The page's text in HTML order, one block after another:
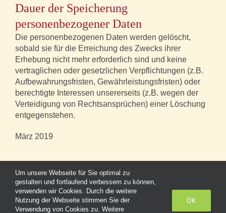
Dauer der Speicherung
personenbezogener Daten
Die personenbezogenen Daten werden gelöscht,
sobald sie für die Erreichung des Zwecks ihrer
Erhebung nicht mehr erforderlich sind und keine
vertraglichen oder gesetzlichen Verpflichtungen (z.B.
Aufbewahrungsfristen, Gewährleistungsfristen) oder
berechtigte Interessen unsererseits (z.B. wegen der
Verteidigung von Rechtsansprüchen) einer Löschung
entgegenstehen.
März 2019
Copyright 2025 | Trödelstübchen & Café | Große Burgstraße 25 | 19395
Um unsere Webseite für Sie optimal zu
gestalten und fortlaufend verbessern zu können,
verwenden wir Cookies. Durch die weitere
Nutzung der Webseite stimmen Sie der
Verwendung von Cookies zu. Weitere
OK